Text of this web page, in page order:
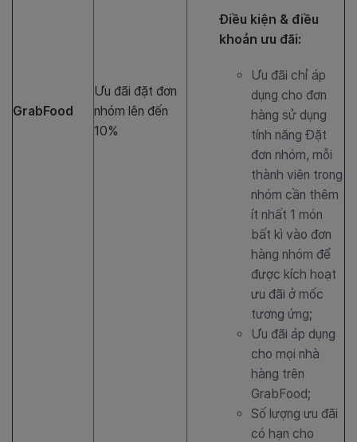
GrabFood
Ưu đãi đặt đơn
nhóm lên đến
10%
Điều kiện & điều
khoản ưu đãi:
Ưu đãi chỉ áp
dụng cho đơn
hàng sử dụng
tính năng Đặt
đơn nhóm, mỗi
thành viên trong
nhóm cần thêm
ít nhất 1 món
bất kì vào đơn
hàng nhóm để
được kích hoạt
ưu đãi ở mốc
tương ứng;
Ưu đãi áp dụng
cho mọi nhà
hàng trên
GrabFood;
Số lượng ưu đãi
có hạn cho